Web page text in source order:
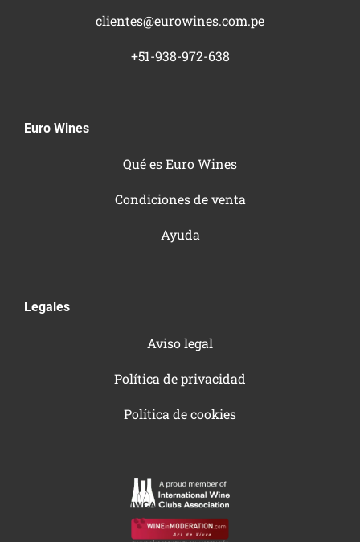
clientes@eurowines.com.pe
+51-938-972-638
Euro Wines
Qué es Euro Wines
Condiciones de venta
Ayuda
Legales
Aviso legal
Política de privacidad
Política de cookies